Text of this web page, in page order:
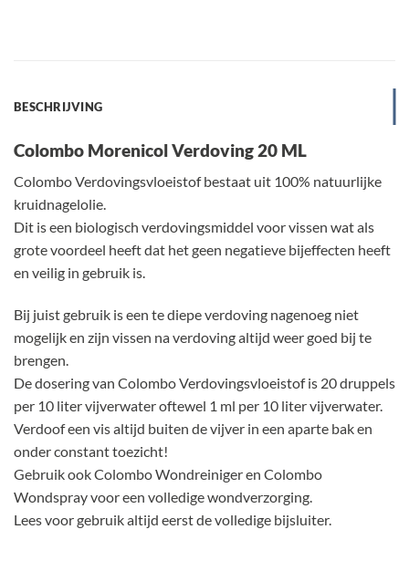
BESCHRIJVING
Colombo Morenicol Verdoving 20 ML
Colombo Verdovingsvloeistof bestaat uit 100% natuurlijke
kruidnagelolie.
Dit is een biologisch verdovingsmiddel voor vissen wat als
grote voordeel heeft dat het geen negatieve bijeffecten heeft
en veilig in gebruik is.
Bij juist gebruik is een te diepe verdoving nagenoeg niet
mogelijk en zijn vissen na verdoving altijd weer goed bij te
brengen.
De dosering van Colombo Verdovings­vloei­stof is 20 druppels
per 10 liter vijver­water oftewel 1 ml per 10 liter vijverwater.
Verdoof een vis altijd buiten de vijver in een aparte bak en
onder constant toezicht!
Gebruik ook Colombo Wondreiniger en Colombo
Wondspray voor een volledige wondverzorging.
Lees voor gebruik altijd eerst de volledige bijsluiter.